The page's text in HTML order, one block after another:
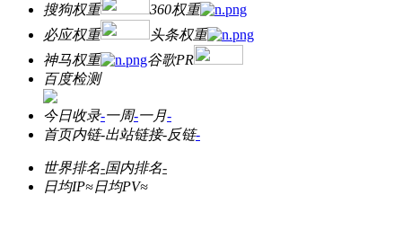
搜狗权重
360权重
必应权重
头条权重
神马权重
谷歌PR
百度检测
今日收录-一周-一月-
首页内链-出站链接-反链-
世界排名-国内排名-
日均IP≈日均PV≈